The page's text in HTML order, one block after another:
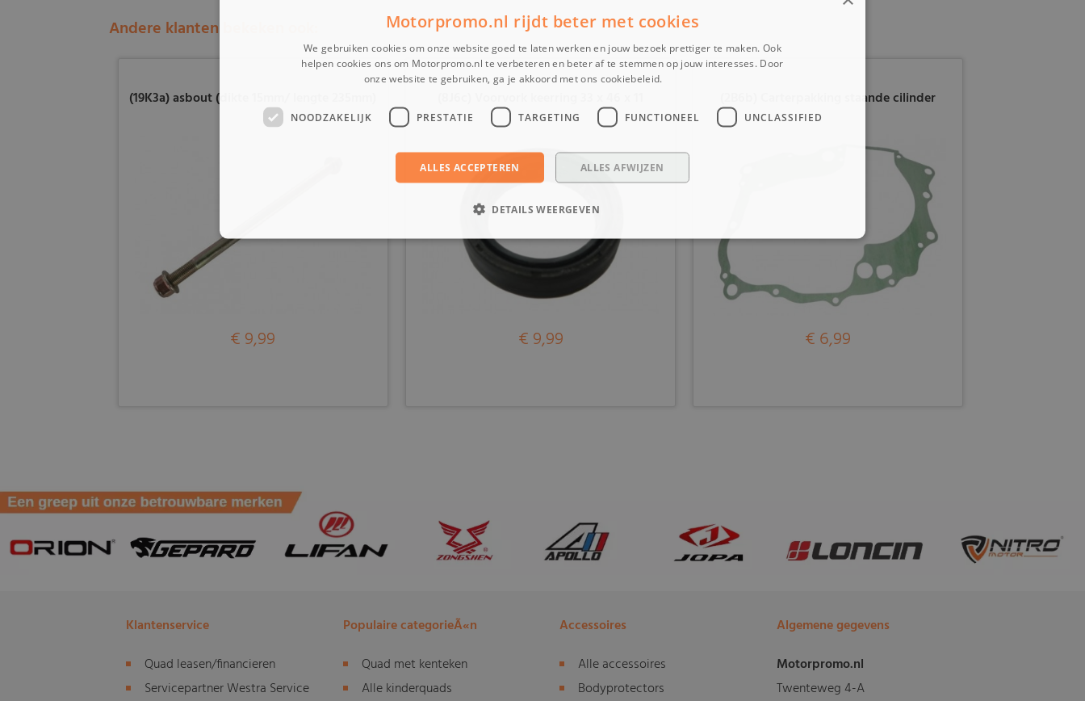
Andere klanten bekeken ook:
(19K3a) asbout (dikte 15mm/ lengte 235mm)
€ 9,99 € 9,99
(2B6b) Carterpakking staande cilinder
€ 6,99
Klantenservice
Quad leasen/financieren
Servicepartner Westra Service
Populaire categorieÃ«n
Quad met kenteken
Alle kinderquads
Accessoires
Alle accessoires
Bodyprotectors
Algemene gegevens
Motorpromo.nl
Twenteweg 4-A
Motorpromo.nl rijdt beter met cookies
We gebruiken cookies om onze website goed te laten werken en jouw bezoek prettiger te maken. Ook
helpen cookies ons om Motorpromo.nl te verbeteren en beter af te stemmen op jouw interesses. Door
onze website te gebruiken, ga je akkoord met ons cookiebeleid.
NOODZAKELIJK PRESTATIE TARGETING FUNCTIONEEL UNCLASSIFIED
ALLES ACCEPTEREN ALLES AFWIJZEN
DETAILS WEERGEVEN